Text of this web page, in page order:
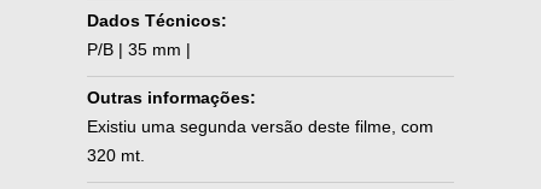
Dados Técnicos:
P/B | 35 mm |
Outras informações:
Existiu uma segunda versão deste filme, com
320 mt.